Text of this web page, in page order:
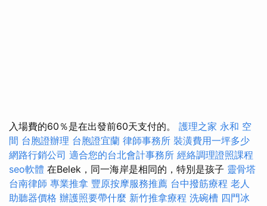
入場費的60％是在出發前60天支付的。 護理之家 永和 空
間 台胞證辦理 台胞證宜蘭 律師事務所 裝潢費用一坪多少
網路行銷公司 適合您的台北會計事務所 經絡調理證照課程
seo軟體 在Belek，同一海岸是相同的，特別是孩子 靈骨塔
台南律師 專業推拿 豐原按摩服務推薦 台中撥筋療程 老人
助聽器價格 辦護照要帶什麼 新竹推拿療程 洗碗槽 四門冰